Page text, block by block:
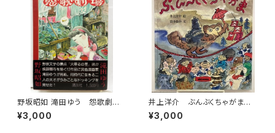
野坂昭如 滝田ゆう 怨歌劇
場 1980年 初版 帯 講談
社
¥3,000
井上洋介 ぶんぶくちゃがま
筒井敬介 1987年 初版 ミ
キハウス
¥3,000